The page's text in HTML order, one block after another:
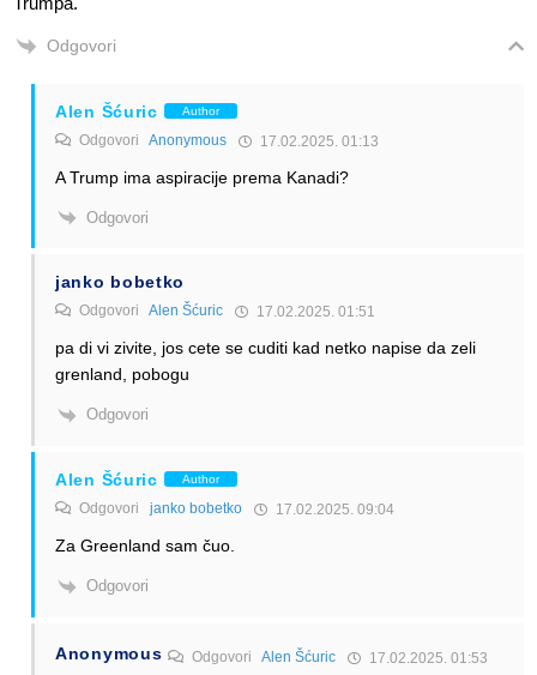
Odgovori
Alen Šćuric Author
Odgovori Anonymous 17.02.2025. 01:13
A Trump ima aspiracije prema Kanadi?
Odgovori
janko bobetko
Odgovori Alen Šćuric 17.02.2025. 01:51
pa di vi zivite, jos cete se cuditi kad netko napise da zeli
grenland, pobogu
Odgovori
Alen Šćuric Author
Odgovori janko bobetko 17.02.2025. 09:04
Za Greenland sam čuo.
Odgovori
Anonymous OdgovoriAlen Šćuric 17.02.2025. 01:53